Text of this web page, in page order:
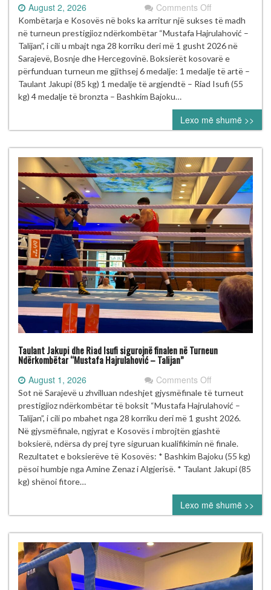
August 2, 2026 Comments Offon
Kosova
shkëlqen
në
Turneun
Ndërkombëtar
të
“Mustafa
Hajrulahović
–
Talijan”
me
gjashtë
medalje
Kombëtarja e Kosovës në boks ka arritur një sukses të madh
në turneun prestigjioz ndërkombëtar “Mustafa Hajrulahović –
Talijan”, i cili u mbajt nga 28 korriku deri më 1 gusht 2026 në
Sarajevë, Bosnje dhe Hercegovinë. Boksierët kosovarë e
përfunduan turneun me gjithsej 6 medalje: 1 medalje të artë –
Taulant Jakupi (85 kg) 1 medalje të argjendtë – Riad Isufi (55
kg) 4 medalje të bronzta – Bashkim Bajoku…
Lexo më shumë >>
Taulant Jakupi dhe Riad Isufi sigurojnë finalen në Turneun
Ndërkombëtar “Mustafa Hajrulahović – Talijan”
August 1, 2026 Comments Offon
Taulant
Jakupi
dhe
Riad
Isufi
sigurojnë
finalen
Turneun
Ndërkombëtar
“Mustafa
Hajrulahović
–
Sot në Sarajevë u zhvilluan ndeshjet gjysmëfinale të turneut
prestigjioz ndërkombëtar të boksit “Mustafa Hajrulahović –
Talijan”, i cili po mbahet nga 28 korriku deri më 1 gusht 2026.
Në gjysmëfinale, ngjyrat e Kosovës i mbrojtën gjashtë
boksierë, ndërsa dy prej tyre siguruan kualifikimin në finale.
Rezultatet e boksierëve të Kosovës: * Bashkim Bajoku (55 kg)
pësoi humbje nga Amine Zenaz i Algjerisë. * Taulant Jakupi (85
kg) shënoi fitore…
Lexo më shumë >>